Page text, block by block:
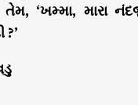
‘ખમ્મા, મારા
?’